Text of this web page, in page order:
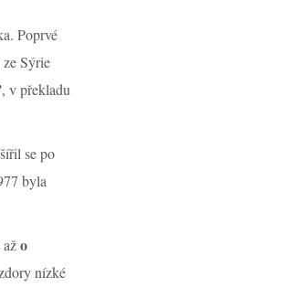
Poprvé
Sýrie
, v překladu
se po
byla
o
nízké